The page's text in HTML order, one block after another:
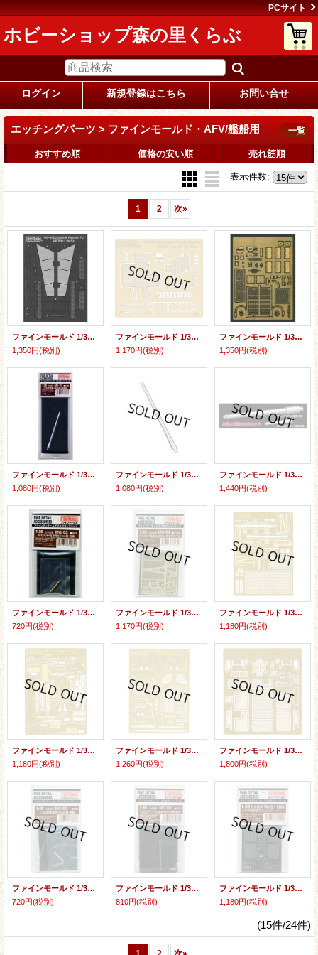
PCサイト
ホビーショップ森の里くらぶ
ログイン 新規登録はこちら お問い合せ
エッチングパーツ > ファインモールド・AFV/艦船用 一覧
おすすめ順 価格の安い順 売れ筋順
表示件数:
1 2 次»
ファインモールド 1/35 四式自走砲用エッチングパーツ【プラモデル】
1,350円(税別)
ファインモールド 1/35 陸上自衛隊 60式自走106mm無反動砲用 エッチングパーツ【プラモデル】
1,170円(税別)
ファインモールド 1/35 帝国陸軍 九五式軽戦車用エッチングパーツ(FM48用)【プラモデル】
1,350円(税別)
ファインモールド 1/35 三式中戦車(長砲身)用砲身
1,080円(税別)
ファインモールド 1/35 四式中戦車用砲身
1,080円(税別)
ファインモールド 1/35 帝国陸軍五式中戦車用砲身セット
1,440円(税別)
ファインモールド 1/35 九七式中戦車用57ミリ砲砲身
720円(税別)
ファインモールド 1/35 九七式中戦車系列用エッチングパーツセット
1,170円(税別)
ファインモールド 1/35 四式中戦車用エッチングパーツセット
1,180円(税別)
ファインモールド 1/35 73式小型トラック用エッチングパーツセット
1,180円(税別)
ファインモールド 1/35 陸上自衛隊 60式装甲車用エッチングパーツセット
1,260円(税別)
ファインモールド 1/35 陸上自衛隊 61式戦車用エッチングパーツセット
1,800円(税別)
ファインモールド 1/35 二式砲戦車用75ミリ砲砲身
720円(税別)
ファインモールド 1/35 九七式中戦車(新砲塔チハ)/一式中戦車用47ミリ砲砲身
810円(税別)
ファインモールド 1/35 一式中戦車用アクセサリーセット
1,180円(税別)
(15件/24件)